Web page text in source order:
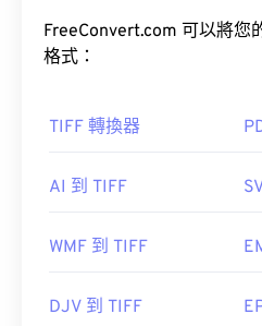
容器
如何開啟 TIFF 檔
Photo Viewer
和 macOS 系
FreeConvert.com 可以將您的
格式：
TIFF 轉換器
AI 到 TIFF
WMF 到 TIFF
DJV 到 TIFF